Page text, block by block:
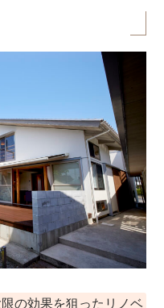
の効果を狙ったリノベ